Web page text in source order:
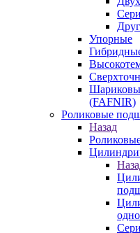
Упорные
(FAFNIR)
Роликовые
Назад